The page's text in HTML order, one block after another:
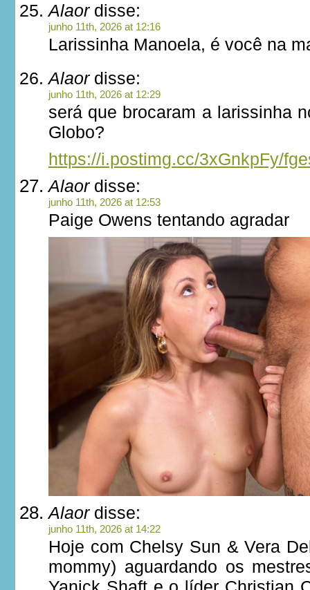
Alaordisse:
junho 11th, 2026 at 12:16
Larissinha Manoela, é você na
Alaordisse:
junho 11th, 2026 at 12:29
será que brocaram a larissinha
Globo?
https://i.postimg.cc/3xGnkpFy/
Alaordisse:
junho 11th, 2026 at 12:53
Paige Owens tentando agradar
Alaordisse:
junho 11th, 2026 at 14:22
Hoje com Chelsy Sun & Vera
mommy) aguardando os